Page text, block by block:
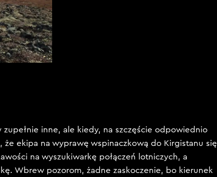
zupełnie inne, ale kiedy, na szczęście odpowiednio
że ekipa na wyprawę wspinaczkową do Kirgistanu się
na wyszukiwarkę połączeń lotniczych, a
Wbrew pozorom, żadne zaskoczenie, bo kierunek